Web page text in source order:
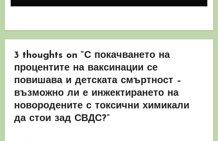
3 thoughts on “С покачването на
процентите на ваксинации се
повишава и детската смъртност –
възможно ли е инжектирането на
новородените с токсични химикали
да стои зад СВДС?”